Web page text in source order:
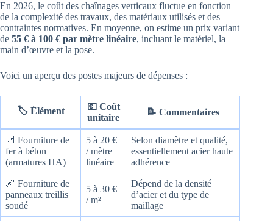
En 2026, le coût des chaînages verticaux fluctue en fonction
de la complexité des travaux, des matériaux utilisés et des
contraintes normatives. En moyenne, on estime un prix variant
de 55 € à 100 € par mètre linéaire, incluant le matériel, la
main d’œuvre et la pose.
Voici un aperçu des postes majeurs de dépenses :
🏷️ Élément
💶 Coût
unitaire
📝 Commentaires
📐 Fourniture de
fer à béton
(armatures HA)
5 à 20 €
/ mètre
linéaire
Selon diamètre et qualité,
essentiellement acier haute
adhérence
📏 Fourniture de
panneaux treillis
soudé
5 à 30 €
/ m²
Dépend de la densité
d’acier et du type de
maillage